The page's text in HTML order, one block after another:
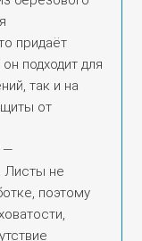
придаёт
подходит для
так и на
от
—
Листы не
поэтому